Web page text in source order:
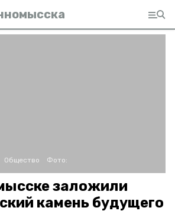
Общество Фото:
заложили
камень будущего